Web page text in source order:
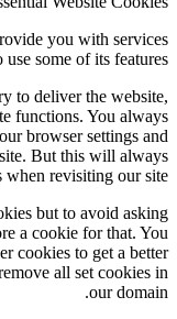
you with services
some of its features.
to deliver the website,
functions. You always
browser settings and
But this will always
revisiting our site.
but to avoid asking
a cookie for that. You
cookies to get a better
all set cookies in
our domain.